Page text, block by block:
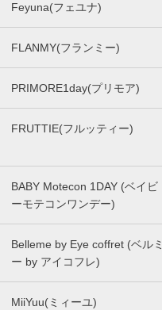
Feyuna(フェユナ)
FLANMY(フランミー)
PRIMORE1day(プリモア)
FRUTTIE(フルッティー)
BABY Motecon 1DAY (ベイビ
ーモテコンワンデー)
Belleme by Eye coffret (ベルミ
ー by アイコフレ)
MiiYuu(ミィーユ)